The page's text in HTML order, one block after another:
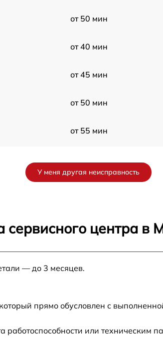
от 50 мин
от 40 мин
от 45 мин
от 50 мин
от 55 мин
от 60 мин
от 35 мин
У меня другая неисправность
сервисного центра в
— до 3 месяцев.
прямо обусловлен с
или техническим